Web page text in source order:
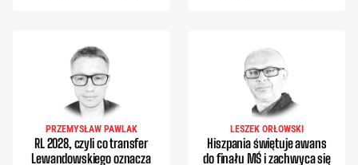
PRZEMYSŁAW PAWLAK
RL 2028, czyli co transfer
Lewandowskiego oznacza
LESZEK ORŁOWSKI
Hiszpania świętuje awans
do finału MŚ i zachwyca się